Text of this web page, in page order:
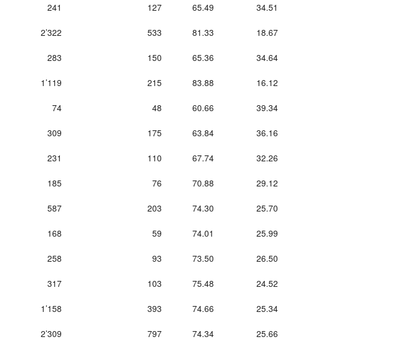
241 127 65.49 34.51
2’322 533 81.33 18.67
283 150 65.36 34.64
1’119 215 83.88 16.12
74 48 60.66 39.34
309 175 63.84 36.16
231 110 67.74 32.26
185 76 70.88 29.12
587 203 74.30 25.70
168 59 74.01 25.99
258 93 73.50 26.50
317 103 75.48 24.52
1’158 393 74.66 25.34
2’309 797 74.34 25.66